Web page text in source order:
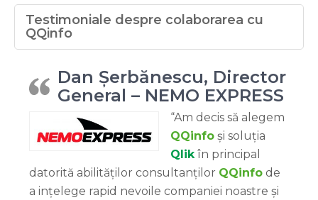
Testimoniale despre colaborarea cu
QQinfo
Dan Șerbănescu, Director
General – NEMO EXPRESS
“Am decis să alegem
QQinfo și soluția
Qlikîn principal
datorită abilităților consultanților QQinfo de
a ințelege rapid nevoile companiei noastre și